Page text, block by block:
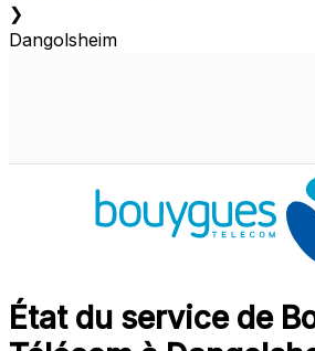
❯
Dangolsheim
État du service de